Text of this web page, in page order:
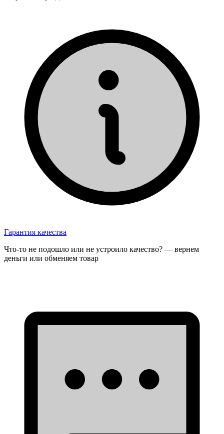
Гарантия качества
Что-то не подошло или не устроило качество? — вернем
деньги или обменяем товар